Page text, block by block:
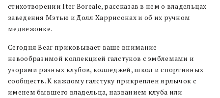
стихотворении Iter Boreale, рассказав в нем о владельцах
заведения Мэтью и Долл Харрисонах и об их ручном
медвежонке.
Сегодня Bear приковывает ваше внимание
невообразимой коллекцией галстуков с эмблемами и
узорами разных клубов, колледжей, школ и спортивных
сообществ. К каждому галстуку прикреплен ярлычок с
именем бывшего владельца, названием клуба или